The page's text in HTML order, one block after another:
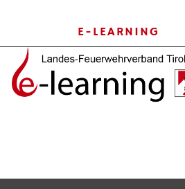
E-LEARNING